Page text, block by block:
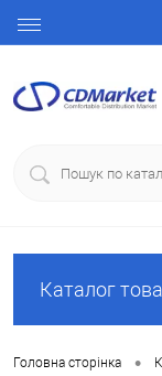
Каталог
Головна сторінка •